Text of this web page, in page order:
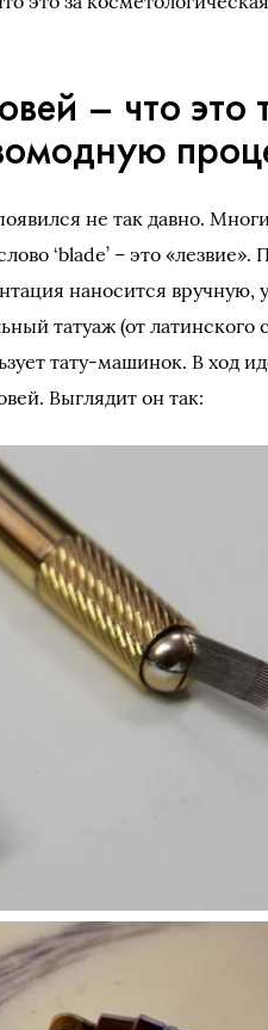
– что это
не так давно.
‘blade’ – это «лезвие».
наносится вручную,
татуаж (от латинского
тату-машинок. В ход
Выглядит он так: